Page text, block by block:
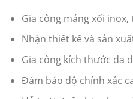
Gia công máng xối
Nhận thiết kế và sản
Gia công kích thước đa
Đảm bảo độ chính xác